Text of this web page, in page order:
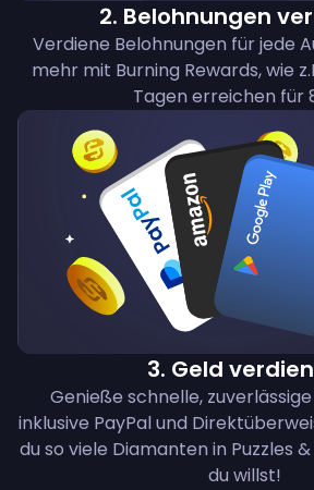
2. Belohnungen
Verdiene Belohnungen für jede
mehr mit Burning Rewards, wie
Tagen erreichen für
3. Geld
Genieße schnelle,
inklusive PayPal und
du so viele Diamanten in Puzzles
du willst!